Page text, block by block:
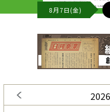
8月7日(金)